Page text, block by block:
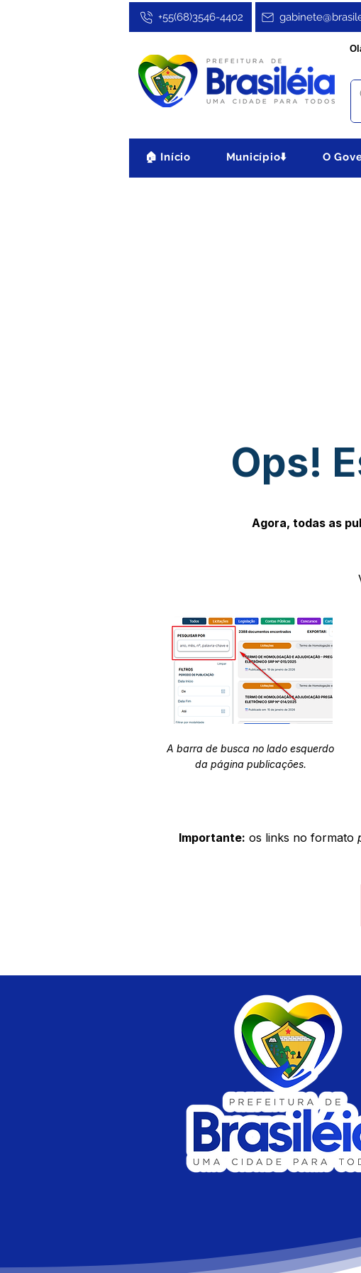
+55(68)3546-4402
🏠 Início Município⬇️ O
Ops!
Agora, todas as
A barra de busca no lado esquerdo
da página publicações.
Importante: os links no formato